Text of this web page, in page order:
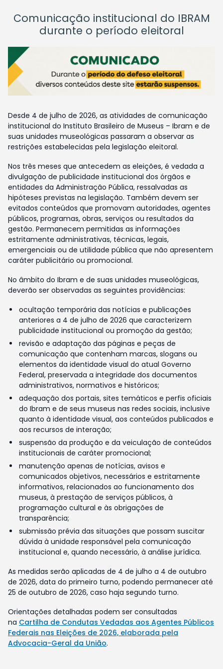
Comunicação institucional do IBRAM
durante o período eleitoral
Desde 4 de julho de 2026, as atividades de comunicação
institucional do Instituto Brasileiro de Museus – Ibram e de
suas unidades museológicas passaram a observar as
restrições estabelecidas pela legislação eleitoral.
Nos três meses que antecedem as eleições, é vedada a
divulgação de publicidade institucional dos órgãos e
entidades da Administração Pública, ressalvadas as
hipóteses previstas na legislação. Também devem ser
evitados conteúdos que promovam autoridades, agentes
públicos, programas, obras, serviços ou resultados da
gestão. Permanecem permitidas as informações
estritamente administrativas, técnicas, legais,
emergenciais ou de utilidade pública que não apresentem
caráter publicitário ou promocional.
No âmbito do Ibram e de suas unidades museológicas,
deverão ser observadas as seguintes providências:
ocultação temporária das notícias e publicações
anteriores a 4 de julho de 2026 que caracterizem
publicidade institucional ou promoção da gestão;
revisão e adaptação das páginas e peças de
comunicação que contenham marcas, slogans ou
elementos da identidade visual do atual Governo
Federal, preservada a integridade dos documentos
administrativos, normativos e históricos;
adequação dos portais, sites temáticos e perfis oficiais
do Ibram e de seus museus nas redes sociais, inclusive
quanto à identidade visual, aos conteúdos publicados e
aos recursos de interação;
suspensão da produção e da veiculação de conteúdos
institucionais de caráter promocional;
manutenção apenas de notícias, avisos e
comunicados objetivos, necessários e estritamente
informativos, relacionados ao funcionamento dos
museus, à prestação de serviços públicos, à
programação cultural e às obrigações de
transparência;
submissão prévia das situações que possam suscitar
dúvida à unidade responsável pela comunicação
institucional e, quando necessário, à análise jurídica.
As medidas serão aplicadas de 4 de julho a 4 de outubro
de 2026, data do primeiro turno, podendo permanecer até
25 de outubro de 2026, caso haja segundo turno.
Orientações detalhadas podem ser consultadas
na Cartilha de Condutas Vedadas aos Agentes Públicos
Federais nas Eleições de 2026, elaborada pela
Advocacia-Geral da União.